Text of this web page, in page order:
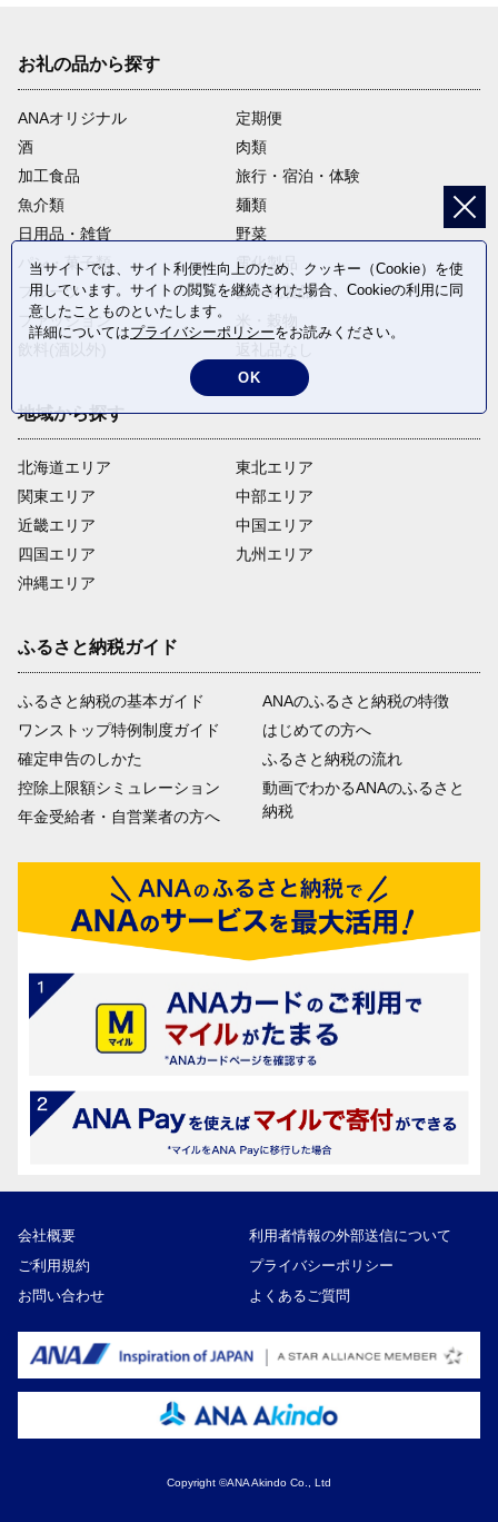
お礼の品から探す
ANAオリジナル
定期便
酒
肉類
加工食品
旅行・宿泊・体験
魚介類
麺類
日用品・雑貨
野菜
パン・菓子類
電化製品
フルーツ
卵・乳製品
ファッション
地域から探す
北海道エリア
関東エリア
近畿エリア
四国エリア
沖縄エリア
東北エリア
中部エリア
中国エリア
九州エリア
ふるさと納税ガイド
ふるさと納税の基本ガイド
ワンストップ特例制度ガイド
確定申告のしかた
控除上限額シミュレーション
年金受給者・自営業者の方へ
ANAのふるさと納税の特徴
はじめての方へ
ふるさと納税の流れ
動画でわかるANAのふるさと
納税
会社概要
利用者情報の外部送信について
ご利用規約
プライバシーポリシー
お問い合わせ
よくあるご質問
Copyright ©ANA Akindo Co., Ltd
当サイトでは、サイト利便性向上のため、クッキー（Cookie）を使
用しています。サイトの閲覧を継続された場合、Cookieの利用に同
意したことものといたします。
詳細についてはプライバシーポリシーをお読みください。
OK